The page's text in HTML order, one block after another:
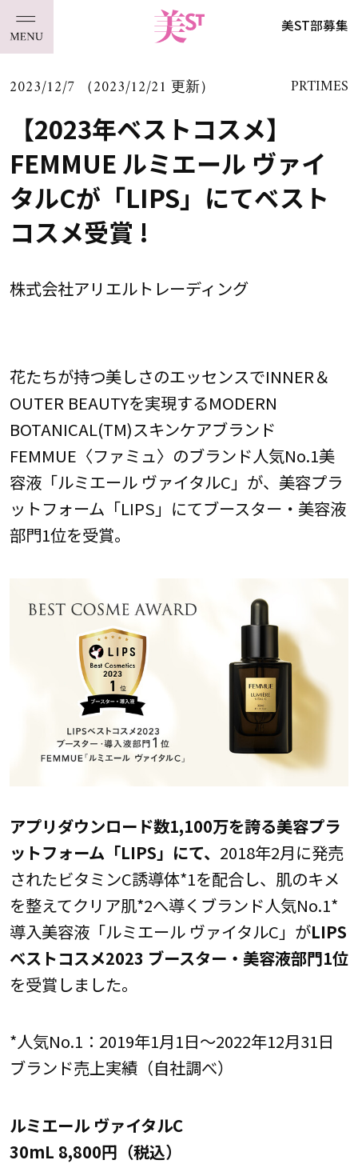
美ST部募集
2023/12/7 （2023/12/21 更新） PRTIMES
【2023年ベストコスメ】
FEMMUE ルミエール ヴァイ
タルCが「LIPS」にてベスト
コスメ受賞 !
株式会社アリエルトレーディング
花たちが持つ美しさのエッセンスでINNER＆
OUTER BEAUTYを実現するMODERN
BOTANICAL(TM)スキンケアブランド
FEMMUE〈ファミュ〉のブランド人気No.1美
容液「ルミエール ヴァイタルC」が、美容プラ
ットフォーム「LIPS」にてブースター・美容液
部門1位を受賞。
アプリダウンロード数1,100万を誇る美容プラ
ットフォーム「LIPS」にて、 2018年2月に発売
されたビタミンC誘導体*1を配合し、肌のキメ
を整えてクリア肌*2へ導くブランド人気No.1*
導入美容液「ルミエール ヴァイタルC」がLIPS
ベストコスメ2023 ブースター・美容液部門1位
を受賞しました。
*人気No.1：2019年1月1日～2022年12月31日
ブランド売上実績（自社調べ）
ルミエール ヴァイタルC
30mL 8,800円（税込）